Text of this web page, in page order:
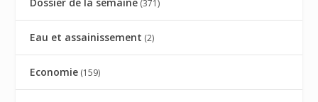
(371)
Eau et assainissement (2)
Economie (159)